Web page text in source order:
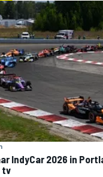
IndyCar 2026 in
tv